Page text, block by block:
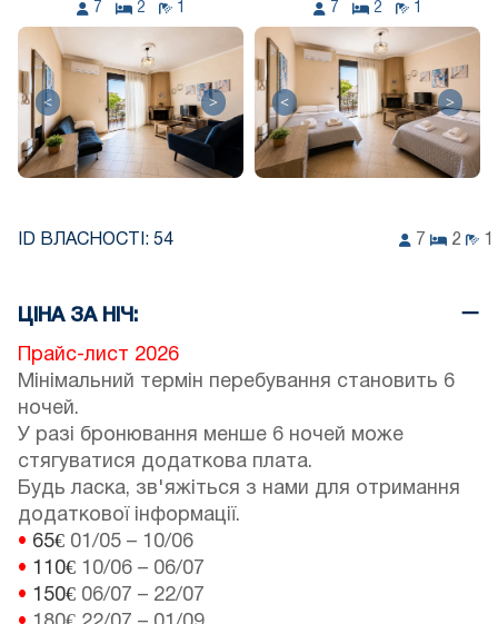
7 2 1
< >
7 2 1
< >
ID ВЛАСНОСТІ: 54 7 2 1
ЦІНА ЗА НІЧ:
Прайс-лист 2026
Мінімальний термін перебування становить 6
ночей.
У разі бронювання менше 6 ночей може
стягуватися додаткова плата.
Будь ласка, зв'яжіться з нами для отримання
додаткової інформації.
• 65€ 01/05 – 10/06
• 110€ 10/06 – 06/07
• 150€ 06/07 – 22/07